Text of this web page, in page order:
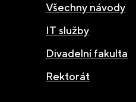
Všechny návody
IT služby
Divadelní fakulta
Rektorát